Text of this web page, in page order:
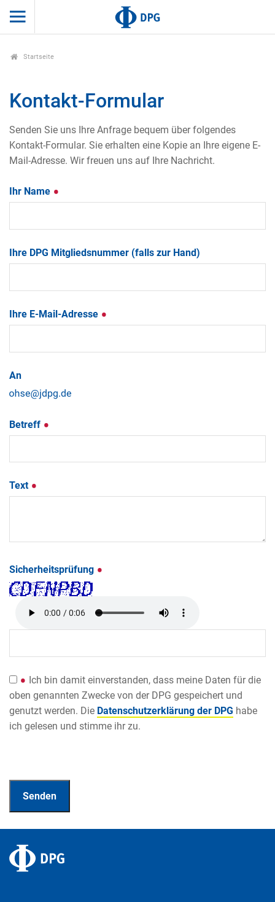
Startseite
Kontakt-Formular
Senden Sie uns Ihre Anfrage bequem über folgendes
Kontakt-Formular. Sie erhalten eine Kopie an Ihre eigene E-
Mail-Adresse. Wir freuen uns auf Ihre Nachricht.
Ihr Name
Ihre DPG Mitgliedsnummer (falls zur Hand)
Ihre E-Mail-Adresse
An
Betreff
Text
Sicherheitsprüfung
Ich bin damit einverstanden, dass meine Daten für die
oben genannten Zwecke von der DPG gespeichert und
genutzt werden. Die Datenschutzerklärung der DPG habe
ich gelesen und stimme ihr zu.